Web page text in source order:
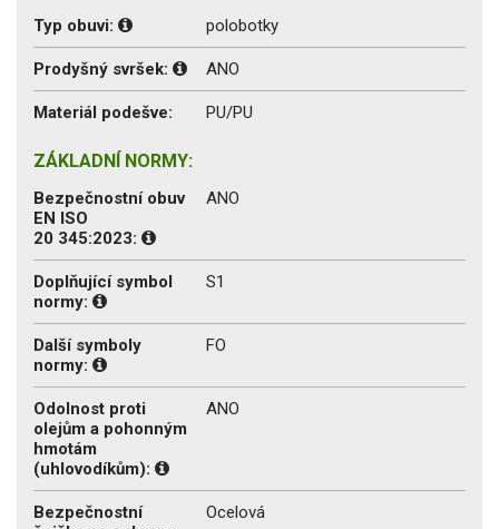
Typ obuvi: polobotky
Prodyšný svršek: ANO
Materiál podešve: PU/PU
ZÁKLADNÍ NORMY:
Bezpečnostní obuv
EN ISO
20 345:2023:
ANO
Doplňující symbol
normy:
S1
Další symboly
normy:
FO
Odolnost proti
olejům a pohonným
hmotám
(uhlovodíkům):
ANO
Bezpečnostní
Ocelová